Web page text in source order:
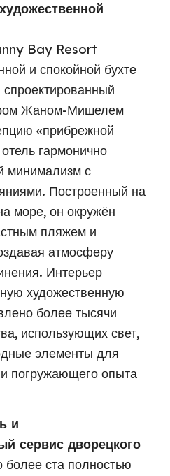
Bay Resort
и спокойной бухте
Жаном-Мишелем
«прибрежной
гармонично
минимализм с
Построенный на
море, он окружён
пляжем и
атмосферу
Интерьер
художественную
более тысячи
использующих свет,
элементы для
погружающего опыта
и
сервис дворецкого
более ста полностью